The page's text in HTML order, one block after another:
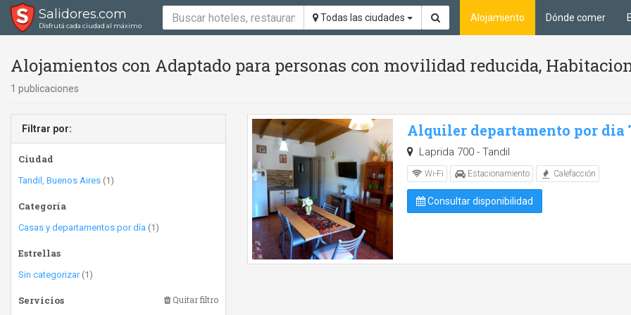
Salidores.com
Disfrutá cada ciudad al máximo
Todas las ciudades Alojamiento Dónde comer
Alojamientos con Adaptado para personas con movilidad reducida,
1 publicaciones
Filtrar por:
Ciudad
Tandil, Buenos Aires (1)
Categoría
Casas y departamentos por día (1)
Estrellas
Sin categorizar(1)
Servicios Quitar filtro
Alquiler departamento por dia
Laprida 700 - Tandil
Wi-Fi Estacionamiento Calefacción
Consultar disponibilidad